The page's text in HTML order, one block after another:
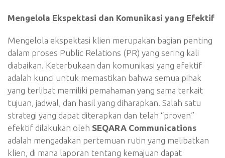
Mengelola Ekspektasi dan Komunikasi yang Efektif
Mengelola ekspektasi klien merupakan bagian penting
dalam proses Public Relations (PR) yang sering kali
diabaikan. Keterbukaan dan komunikasi yang efektif
adalah kunci untuk memastikan bahwa semua pihak
yang terlibat memiliki pemahaman yang sama terkait
tujuan, jadwal, dan hasil yang diharapkan. Salah satu
strategi yang dapat diterapkan dan telah “proven”
efektif dilakukan oleh SEQARA Communications
adalah mengadakan pertemuan rutin yang melibatkan
klien, di mana laporan tentang kemajuan dapat